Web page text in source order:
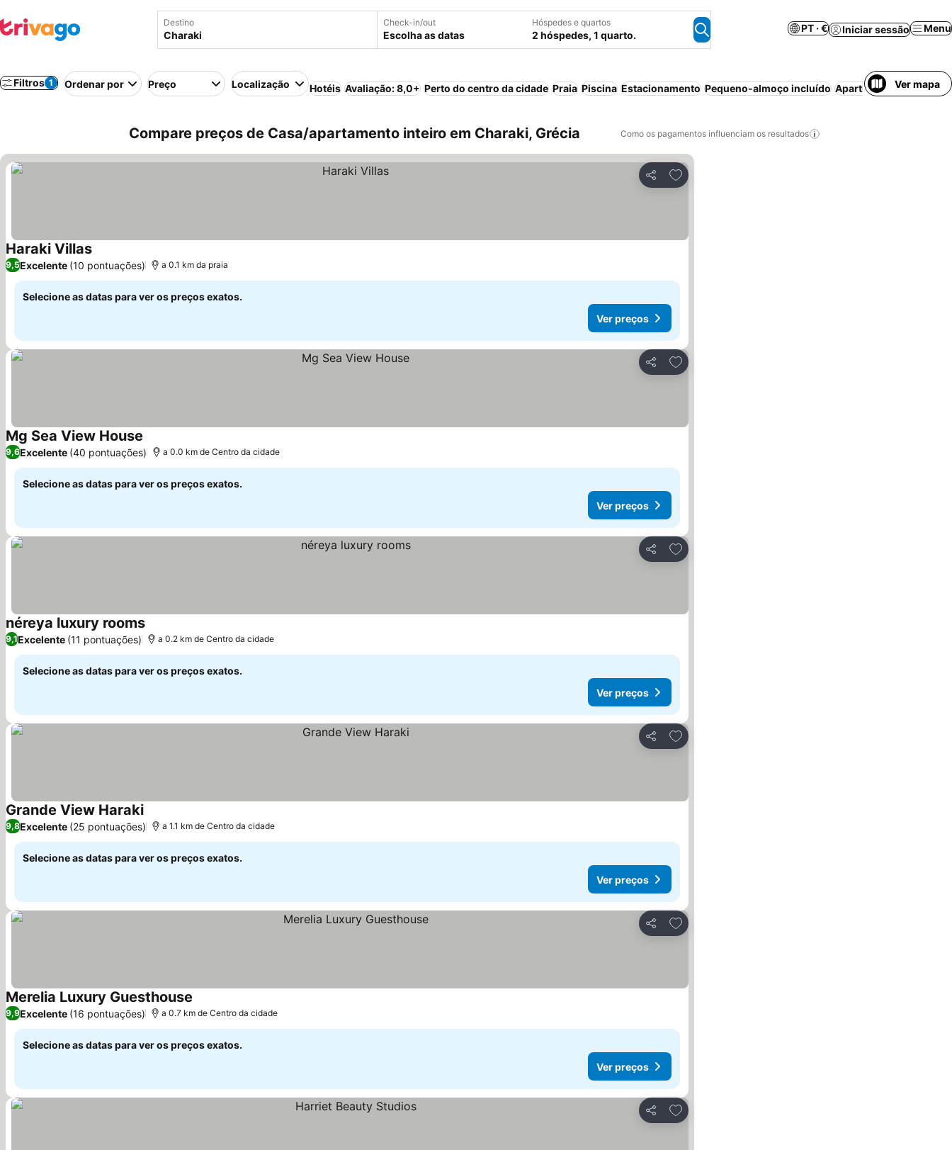
Destino Check-in/out
Escolha as datas
Hóspedes e quartos
2 hóspedes, 1 quarto.
PT · € Iniciar sessão Menu
Filtros 1 Ordenar por Preço Localização Hotéis Avaliação: 8,0+ Perto do centro da cidade Praia Piscina Estacionamento Pequeno-almoço incluído Aparthotel Ar
Ver mapa
Compare preços de Casa/apartamento inteiro em Charaki, Grécia Como os pagamentos influenciam os resultados
Partilhar
Adicionar aos favoritos
Haraki VillasVer preços
9,5Excelente (10 pontuações) a 0.1 km da praia
Selecione as datas para ver os preços exatos.
Ver preços
Partilhar
Adicionar aos favoritos
Mg Sea View House Ver preços
9,6Excelente (40 pontuações) a 0.0 km de Centro da cidade
Selecione as datas para ver os preços exatos.
Ver preços
Partilhar
Adicionar aos favoritos
néreya luxury roomsVer preços
9,1Excelente (11 pontuações) a 0.2 km de Centro da cidade
Selecione as datas para ver os preços exatos.
Ver preços
Partilhar
Adicionar aos favoritos
Grande View HarakiVer preços
9,8Excelente (25 pontuações) a 1.1 km de Centro da cidade
Selecione as datas para ver os preços exatos.
Ver preços
Partilhar
Adicionar aos favoritos
Merelia Luxury Guesthouse
9,9Excelente (16 pontuações) a 0.7 km de Centro da cidade
Selecione as datas para ver os preços exatos.
Ver preços
Partilhar
Adicionar aos favoritos